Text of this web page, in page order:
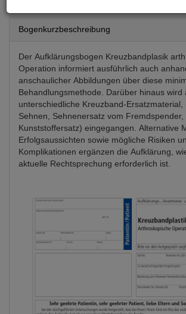
Bogenkurzbeschreibung
Der Aufklärungsbogen Kreuzbandplasik
Operation informiert ausführlich auch
anschaulicher Abbildungen über diese
Behandlungsmethode. Darüber hinaus wird
unterschiedliche Kreuzband-
Sehnen, Sehnenersatz vom Fremdspender,
Kunststoffersatz) eingegangen. Alternative
Erfolgsaussichten sowie mögliche Risiken
Komplikationen ergänzen die Aufklärung,
aktuelle Rechtsprechung erforderlich ist.